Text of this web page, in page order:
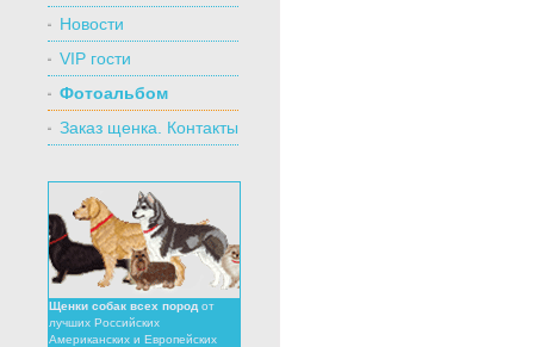
Новости
VIP гости
Фотоальбом
Заказ щенка. Контакты
Щенки собак всех пород от
лучших Российских
Американских и Европейских